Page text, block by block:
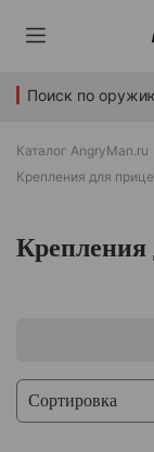
Поиск по
Каталог AngryMan.ru
Крепления для
Крепления